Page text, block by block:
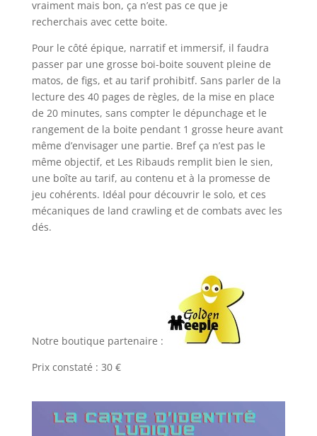
vraiment mais bon, ça n’est pas ce que je
recherchais avec cette boite.
Pour le côté épique, narratif et immersif, il faudra
passer par une grosse boi-boite souvent pleine de
matos, de figs, et au tarif prohibitf. Sans parler de la
lecture des 40 pages de règles, de la mise en place
de 20 minutes, sans compter le dépunchage et le
rangement de la boite pendant 1 grosse heure avant
même d’envisager une partie. Bref ça n’est pas le
même objectif, et Les Ribauds remplit bien le sien,
une boîte au tarif, au contenu et à la promesse de
jeu cohérents. Idéal pour découvrir le solo, et ces
mécaniques de land crawling et de combats avec les
dés.
Notre boutique partenaire :
Prix constaté : 30 €